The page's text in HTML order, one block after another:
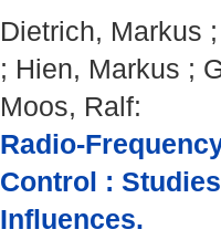
Dietrich, Markus
; Hien, Markus ;
Moos, Ralf:
Radio-
Control :
Influences.